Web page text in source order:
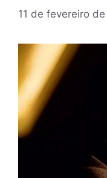
11 de fevereiro